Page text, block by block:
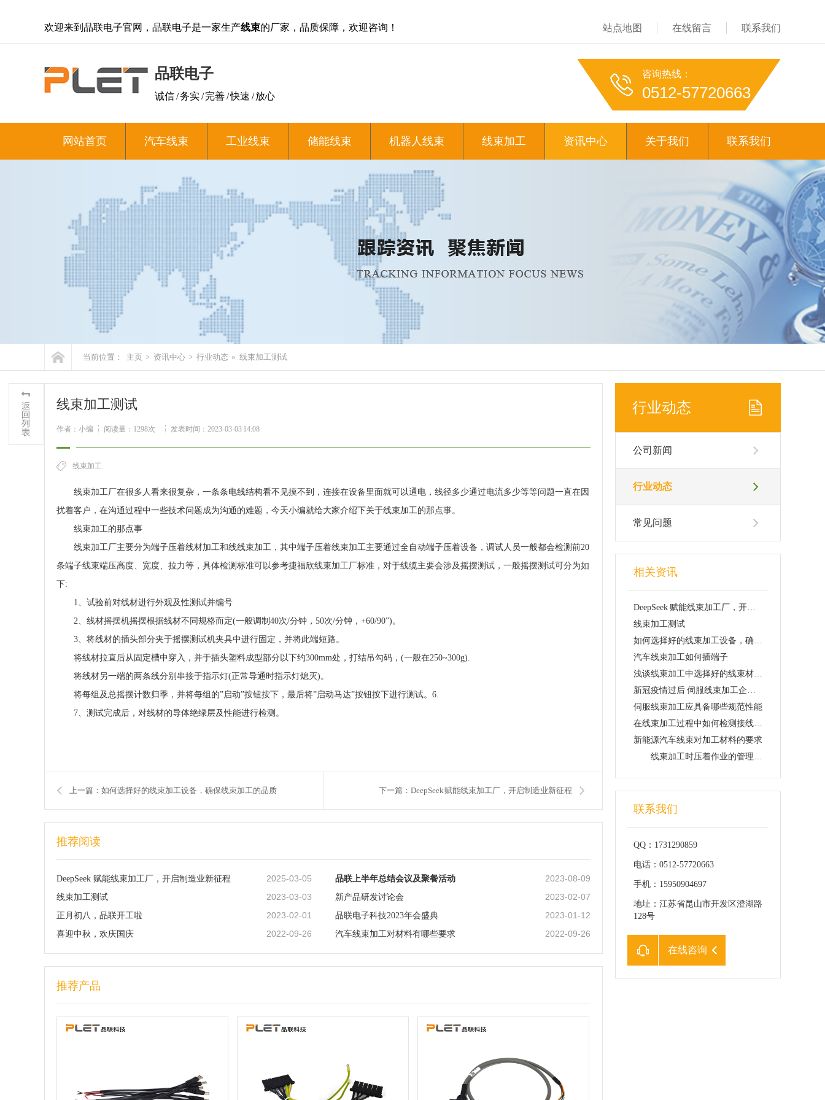
欢迎来到品联电子官网，品联电子是一家生产线束的厂家，品质保障，欢迎咨询！ 站点地图 在线留言 联系我们
品联电子
诚信 / 务实 / 完善 / 快速 / 放心
咨询热线：
0512-57720663
网站首页 汽车线束 工业线束 储能线束 机器人线束 线束加工 资讯中心 关于我们 联系我们
当前位置： 主页 > 资讯中心 > 行业动态 » 线束加工测试
线束加工测试
作者：小编 阅读量： 1298次 发表时间：2023-03-03 14:08
线束加工
线束加工厂在很多人看来很复杂，一条条电线结构看不见摸不到，连接在设备里面就可以通电，线径多少通过电流多少等等问题一直在因
扰着客户，在沟通过程中一些技术问题成为沟通的难题，今天小编就给大家介绍下关于线束加工的那点事。
线束加工的那点事
线束加工厂主要分为端子压着线材加工和线线束加工，其中端子压着线束加工主要通过全自动端子压着设备，调试人员一般都会检测前20
条端子线束端压高度、宽度、拉力等，具体检测标准可以参考捷福欣线束加工厂标准，对于线缆主要会涉及摇摆测试，一般摇摆测试可分为如
下:
1、试验前对线材进行外观及性测试并编号
2、线材摇摆机摇摆根据线材不同规格而定(一般调制40次/分钟，50次/分钟，+60/90”)。
3、将线材的插头部分夹于摇摆测试机夹具中进行固定，并将此端短路。
将线材拉直后从固定槽中穿入，并于插头塑料成型部分以下约300mm处，打结吊勾码，(一般在250~300g).
将线材另一端的两条线分别串接于指示灯(正常导通时指示灯熄灭)。
将每组及总摇摆计数归季，并将每组的”启动”按钮按下，最后将”启动马达”按钮按下进行测试。6.
7、测试完成后，对线材的导体绝绿层及性能进行检测。
上一篇：如何选择好的线束加工设备，确保线束加工的品质 下一篇：DeepSeek 赋能线束加工厂，开启制造业新征程
推荐阅读
DeepSeek 赋能线束加工厂，开启制造业新征程 2025-03-05 ​品联上半年总结会议及聚餐活动 2023-08-09
线束加工测试 2023-03-03 新产品研发讨论会 2023-02-07
正月初八，品联开工啦 2023-02-01 品联电子科技2023年会盛典 2023-01-12
喜迎中秋，欢庆国庆 2022-09-26 汽车线束加工对材料有哪些要求 2022-09-26
推荐产品
行业动态
公司新闻
行业动态
常见问题
相关资讯
DeepSeek 赋能线束加工厂，开启制造业新征程
线束加工测试
如何选择好的线束加工设备，确保线束加工的品质
汽车线束加工如何插端子
浅谈线束加工中选择好的线束材料的重要性
新冠疫情过后 伺服线束加工企业如何保经营
伺服线束加工应具备哪些规范性能
在线束加工过程中如何检测接线端子的质量
新能源汽车线束对加工材料的要求
线束加工时压着作业的管理要点
联系我们
QQ：1731290859
电话：0512-57720663
手机：15950904697
地址：江苏省昆山市开发区澄湖路
128号
在线咨询